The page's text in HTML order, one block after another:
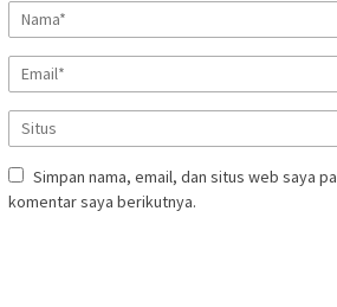
Simpan nama, email, dan situs web saya
komentar saya berikutnya.